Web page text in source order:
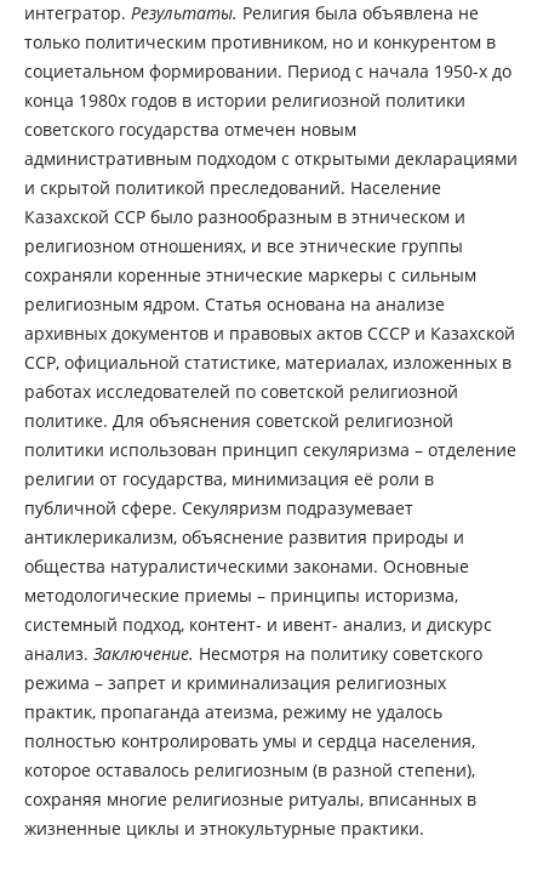
интегратор. Результаты. Религия была объявлена не
только политическим противником, но и конкурентом в
социетальном формировании. Период с начала 1950-х до
конца 1980х годов в истории религиозной политики
советского государства отмечен новым
административным подходом с открытыми декларациями
и скрытой политикой преследований. Население
Казахской ССР было разнообразным в этническом и
религиозном отношениях, и все этнические группы
сохраняли коренные этнические маркеры с сильным
религиозным ядром. Статья основана на анализе
архивных документов и правовых актов СССР и Казахской
ССР, официальной статистике, материалах, изложенных в
работах исследователей по советской религиозной
политике. Для объяснения советской религиозной
политики использован принцип секуляризма – отделение
религии от государства, минимизация её роли в
публичной сфере. Секуляризм подразумевает
антиклерикализм, объяснение развития природы и
общества натуралистическими законами. Основные
методологические приемы – принципы историзма,
системный подход, контент- и ивент- анализ, и дискурс
анализ. Заключение. Несмотря на политику советского
режима – запрет и криминализация религиозных
практик, пропаганда атеизма, режиму не удалось
полностью контролировать умы и сердца населения,
которое оставалось религиозным (в разной степени),
сохраняя многие религиозные ритуалы, вписанных в
жизненные циклы и этнокультурные практики.